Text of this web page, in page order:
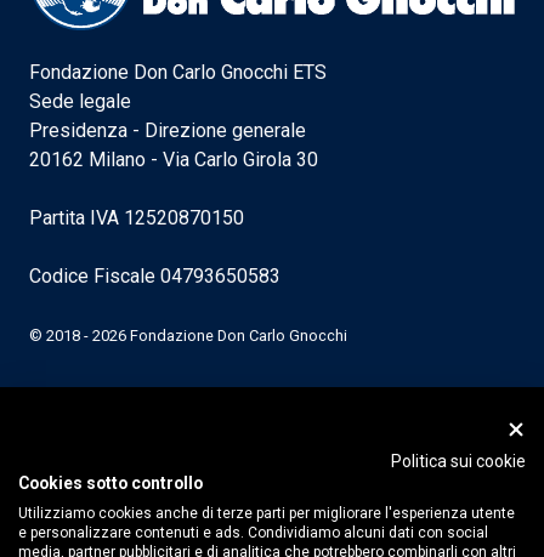
Fondazione Don Carlo Gnocchi ETS
Sede legale
Presidenza - Direzione generale
20162 Milano - Via Carlo Girola 30
Partita IVA 12520870150
Codice Fiscale 04793650583
© 2018 - 2026 Fondazione Don Carlo Gnocchi
Politica sui cookie
Cookies sotto controllo
Utilizziamo cookies anche di terze parti per migliorare l'esperienza utente
e personalizzare contenuti e ads. Condividiamo alcuni dati con social
media, partner pubblicitari e di analitica che potrebbero combinarli con altri